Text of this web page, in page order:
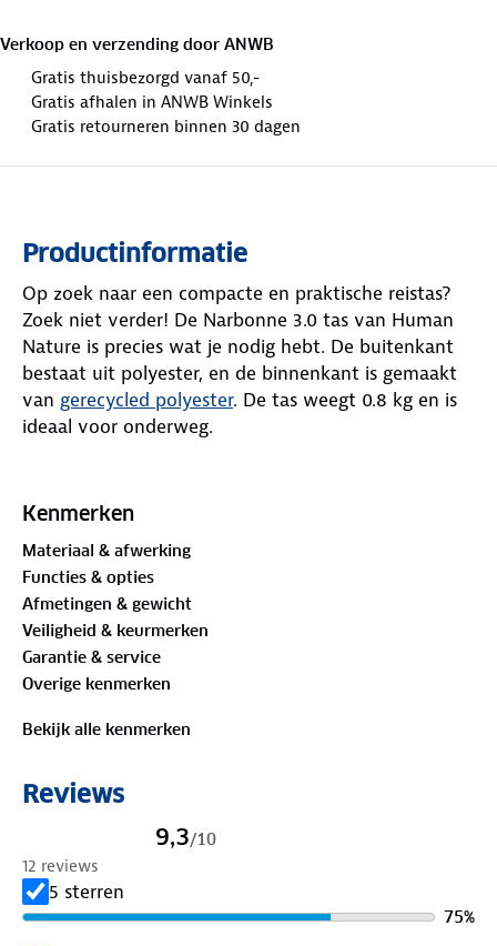
Verkoop en verzending door ANWB
Gratis thuisbezorgd vanaf 50,-
Gratis afhalen in ANWB Winkels
Gratis retourneren binnen 30 dagen
Productinformatie
Op zoek naar een compacte en praktische reistas?
Zoek niet verder! De Narbonne 3.0 tas van Human
Nature is precies wat je nodig hebt. De buitenkant
bestaat uit polyester, en de binnenkant is gemaakt
van gerecycled polyester. De tas weegt 0.8 kg en is
ideaal voor onderweg.
van 47 cm lengte, 30 cm breedte en 18.5 cm diepte.
stevige ritssluiting zorgt ervoor dat alles netjes en
opgeborgen blijft. Draag de tas comfortabel over je
schouder. Deze schoudertas is perfect voor een
weekendje weg of als handige tas voor dagelijks
gebruik.
Kenmerken
Materiaal & afwerking
Functies & opties
Afmetingen & gewicht
Veiligheid & keurmerken
Garantie & service
Overige kenmerken
Bekijk alle kenmerken
Reviews
9,3/10
12 reviews
5 sterren
75%